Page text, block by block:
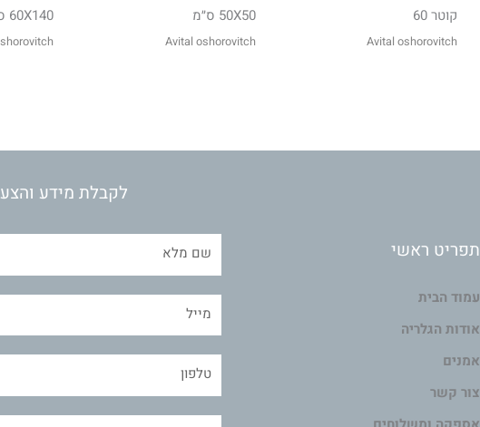
קוטר 60
Avital oshorovitch
50X50 ס״מ
Avital oshorovitch
60X140 ס״מ
תפריט ראשי
עמוד הבית
אודות הגלריה
אמנים
צור קשר
לקבלת מידע